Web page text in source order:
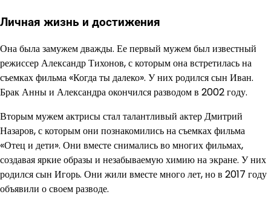
Личная жизнь и достижения
Она была замужем дважды. Ее первый мужем был известный
режиссер Александр Тихонов, с которым она встретилась на
съемках фильма «Когда ты далеко». У них родился сын Иван.
Брак Анны и Александра окончился разводом в 2002 году.
Вторым мужем актрисы стал талантливый актер Дмитрий
Назаров, с которым они познакомились на съемках фильма
«Отец и дети». Они вместе снимались во многих фильмах,
создавая яркие образы и незабываемую химию на экране. У них
родился сын Игорь. Они жили вместе много лет, но в 2017 году
объявили о своем разводе.